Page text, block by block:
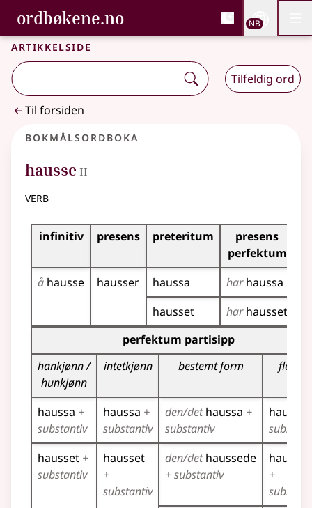
Gå til hovedinnhold
Tilgjengelighet
ordbøkene.no, Bokmålsordboka og
Bokmålsordboka og Nynorskordboka
NB
Artikkelside
Tilfeldig ord
Til forsiden
Bokmålsordboka
hausse 2
II
verb
Bøyingstabell for dette verbet
infinitiv presens preteritum
presens
perfektum
å hausse hausser haussa harhaussa
hausset
harhausset
Bøyingstabell for dette verbet (partisippformer)
perfektum partisipp
hankjønn /
hunkjønn
intetkjønn bestemt form flertall
haussa +
substantiv
haussa +
substantiv
den/dethaussa +
substantiv
haussa
hausset +
substantiv
hausset
+
substantiv
den/dethaussede
+ substantiv
+